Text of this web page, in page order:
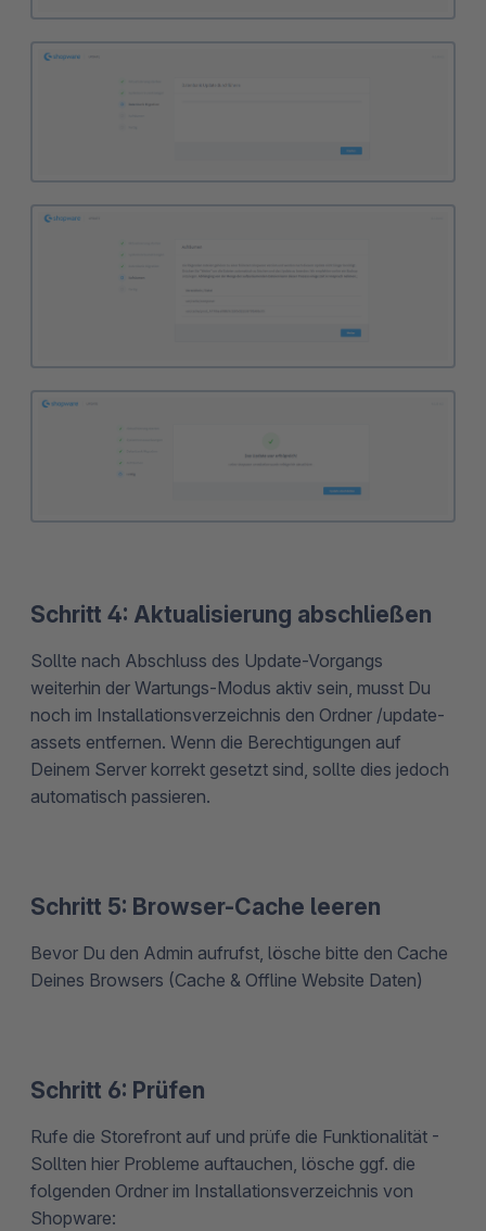
Schritt 4: Aktualisierung abschließen
Sollte nach Abschluss des Update-Vorgangs
weiterhin der Wartungs-Modus aktiv sein, musst Du
noch im Installationsverzeichnis den Ordner /update-
assets entfernen. Wenn die Berechtigungen auf
Deinem Server korrekt gesetzt sind, sollte dies jedoch
automatisch passieren.
Schritt 5: Browser-Cache leeren
Bevor Du den Admin aufrufst, lösche bitte den Cache
Deines Browsers (Cache & Offline Website Daten)
Schritt 6: Prüfen
Rufe die Storefront auf und prüfe die Funktionalität -
Sollten hier Probleme auftauchen, lösche ggf. die
folgenden Ordner im Installationsverzeichnis von
Shopware: